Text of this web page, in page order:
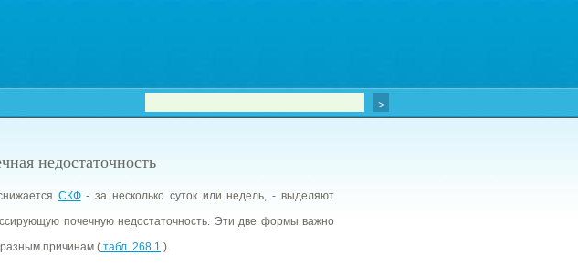
недостаточность
СКФ- за несколько суток или недель, - выделяют
почечную недостаточность. Эти две формы важно
разным причинам ( табл. 268.1 ).